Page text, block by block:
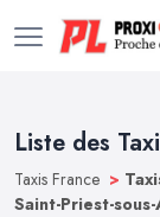
Liste des
Taxis France >
Saint-Priest-sous-